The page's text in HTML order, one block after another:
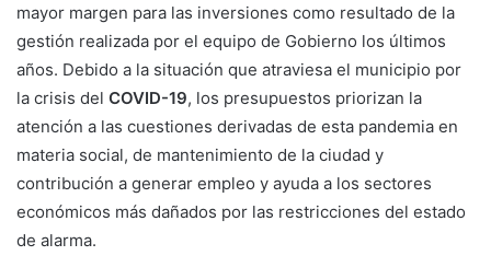
mayor margen para las inversiones como resultado de la
gestión realizada por el equipo de Gobierno los últimos
años. Debido a la situación que atraviesa el municipio por
la crisis del COVID-19, los presupuestos priorizan la
atención a las cuestiones derivadas de esta pandemia en
materia social, de mantenimiento de la ciudad y
contribución a generar empleo y ayuda a los sectores
económicos más dañados por las restricciones del estado
de alarma.